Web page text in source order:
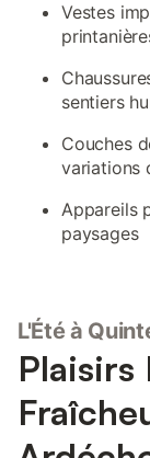
Vestes
sentiers
Couches
variations
Appareils
paysages
L'Été à
Plaisirs